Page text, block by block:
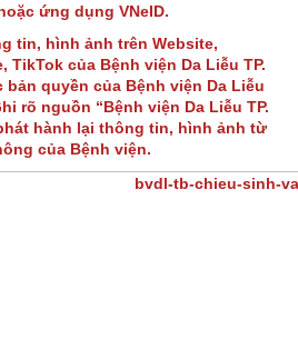
ứng dụng VNeID.
tin, hình ảnh trên Website,
TikTok của Bệnh viện Da Liễu TP.
bản quyền của Bệnh viện Da Liễu
rõ nguồn “Bệnh viện Da Liễu TP.
hành lại thông tin, hình ảnh từ
của Bệnh viện.